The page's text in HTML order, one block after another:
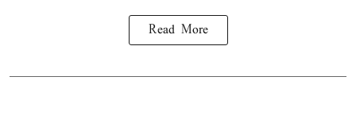
Read More